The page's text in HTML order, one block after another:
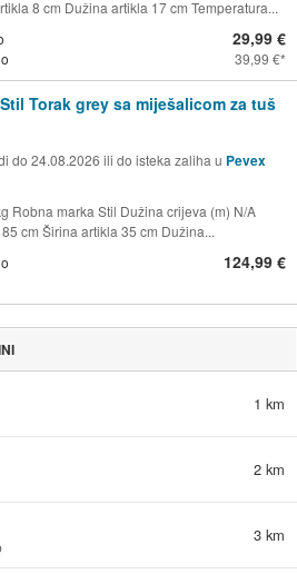
8 cm Dužina artikla 17 cm Temperatura...
29,99 €
39,99 €
Torak grey sa miješalicom za tuš
do 24.08.2026 ili do isteka zaliha u Pevex
Robna marka Stil Dužina crijeva (m) N/A
cm Širina artikla 35 cm Dužina...
124,99 €
1 km
2 km
3 km